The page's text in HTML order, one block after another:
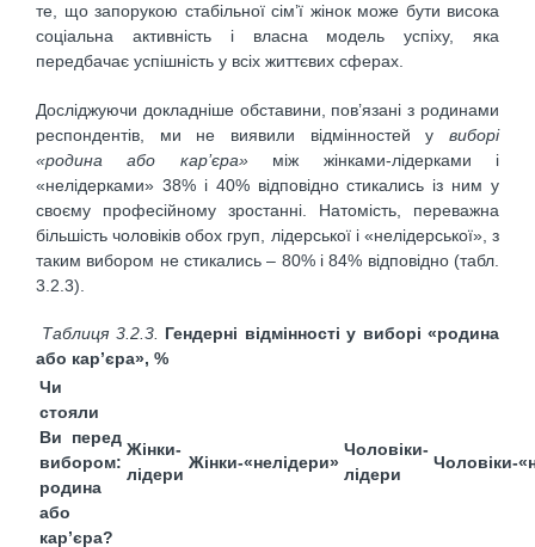
те, що запорукою стабільної сім’ї жінок може бути висока
соціальна активність і власна модель успіху, яка
передбачає успішність у всіх життєвих сферах.
Досліджуючи докладніше обставини, пов’язані з родинами
респондентів, ми не виявили відмінностей у виборі
«родина або кар’єра»між жінками-лідерками і
«нелідерками» 38% і 40% відповідно стикались із ним у
своєму професійному зростанні. Натомість, переважна
більшість чоловіків обох груп, лідерської і «нелідерської», з
таким вибором не стикались – 80% і 84% відповідно (табл.
3.2.3).
Таблиця 3.2.3.
Гендерні відмінності у виборі «родина
або кар’єра», %
Чи
стояли
Ви перед
вибором:
родина
або
кар’єра?
Жінки-
лідери
Жінки-«нелідери»
Чоловіки-
лідери
Чоловіки-